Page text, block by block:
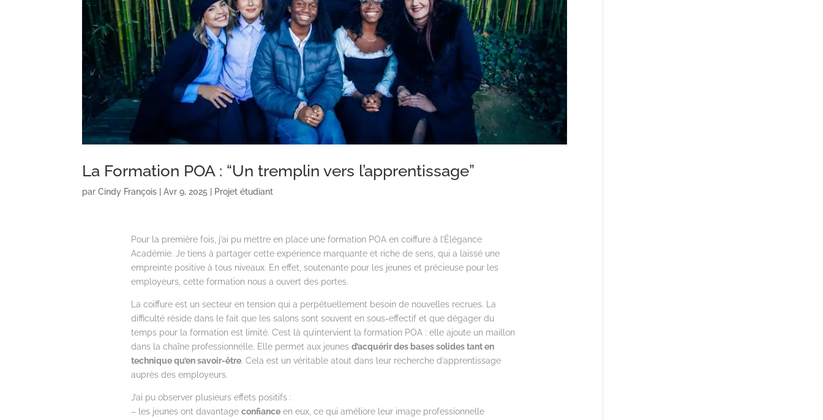
La Formation POA : “Un tremplin vers l’apprentissage”
parCindy François |Avr 9, 2025 Projet étudiant
Pour la première fois, j’ai pu mettre en place une formation POA en coiffure à l’Élégance
Académie. Je tiens à partager cette expérience marquante et riche de sens, qui a laissé une
empreinte positive à tous niveaux. En effet, soutenante pour les jeunes et précieuse pour les
employeurs, cette formation nous a ouvert des portes.
La coiffure est un secteur en tension qui a perpétuellement besoin de nouvelles recrues. La
difficulté réside dans le fait que les salons sont souvent en sous-effectif et que dégager du
temps pour la formation est limité. C’est là qu’intervient la formation POA : elle ajoute un maillon
dans la chaîne professionnelle. Elle permet aux jeunes d’acquérir des bases solides tant en
technique qu’en savoir-être. Cela est un véritable atout dans leur recherche d’apprentissage
auprès des employeurs.
J’ai pu observer plusieurs effets positifs :
– les jeunes ont davantage confianceen eux, ce qui améliore leur image professionnelle